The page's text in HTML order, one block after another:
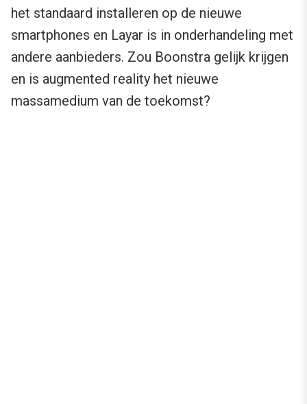
het standaard installeren op de nieuwe
smartphones en Layar is in onderhandeling met
andere aanbieders. Zou Boonstra gelijk krijgen
en is augmented reality het nieuwe
massamedium van de toekomst?